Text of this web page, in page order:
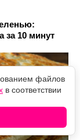
за 10 минут
файлов
в соответствии